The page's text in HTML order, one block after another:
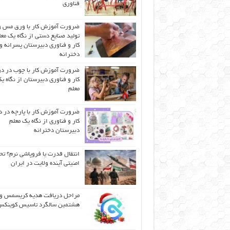
فناوری
ضرورت آموزش کار با ورق مس
تولید صنایع دستی از نگاه یک
کار و فناوری دبیرستان پسرانه و
دخترانه
ضرورت آموزش کار با چوب در
کار و فناوری دبیرستان از نگاه
معلم
ضرورت آموزش کار با پارچه
کار و فناوری از نگاه یک معلم
دبیرستان دخترانه
انتقال قدرت یا فروپاشی نرم؟
امنیتی آینده ولایت در ایران
مراحل دریافت هدیه کریسمس و
هشتمین سالگرد تاسیس